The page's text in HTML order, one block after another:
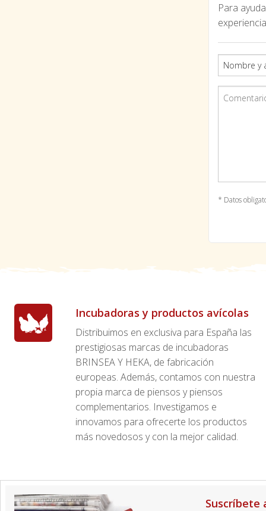
Para
* Datos
Incubadoras y productos avícolas
Distribuimos en exclusiva para España las
prestigiosas marcas de incubadoras
BRINSEA Y HEKA, de fabricación
europeas. Además, contamos con nuestra
propia marca de piensos y piensos
complementarios. Investigamos e
innovamos para ofrecerte los productos
más novedosos y con la mejor calidad.
Suscríbete